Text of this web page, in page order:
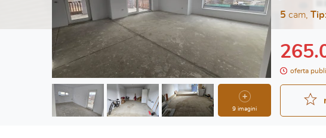
9 imagini
5 cam,
oferta